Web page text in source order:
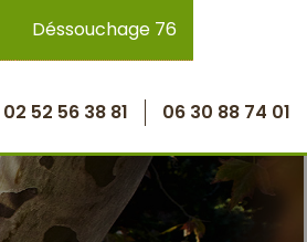
Déssouchage 76
02 52 56 38 81 06 30 88 74 01